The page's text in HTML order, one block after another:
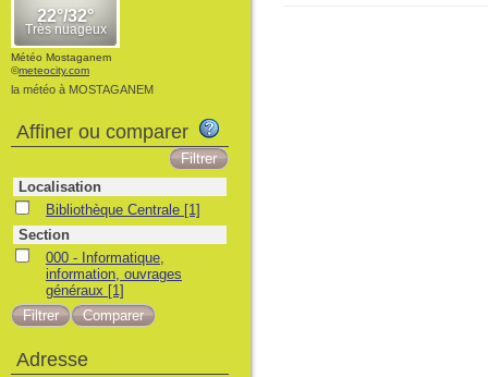
Météo Mostaganem
©meteocity.com
la météo à MOSTAGANEM
Affiner ou comparer
Localisation
Bibliothèque Centrale [1]
Section
000 - Informatique,
information, ouvrages
généraux [1]
Adresse